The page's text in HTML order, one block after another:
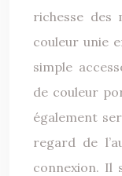
richesse des
couleur unie
simple
de couleur
également
regard de
connexion. Il